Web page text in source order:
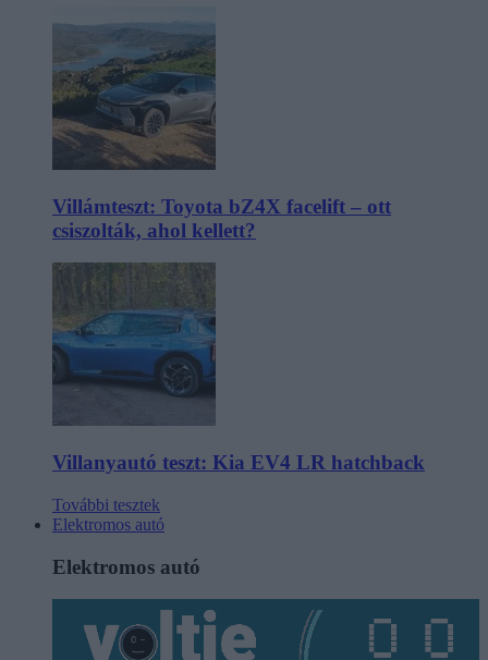
Villámteszt: Toyota bZ4X facelift – ott
csiszolták, ahol kellett?
Villanyautó teszt: Kia EV4 LR hatchback
További tesztek
Elektromos autó
Elektromos autó